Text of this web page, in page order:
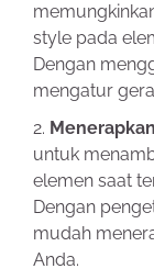
style pada
Dengan
mengatur
untuk
elemen saat
Dengan
mudah
Anda.